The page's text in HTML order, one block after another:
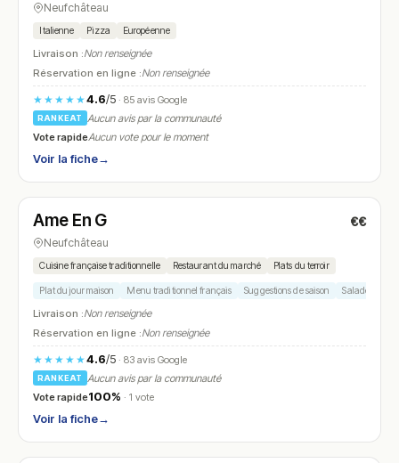
Neufchâteau
Italienne Pizza Européenne
Livraison :Non renseignée
Réservation en ligne :Non renseignée
★★★★★4.6/5· 85 avis Google
RANKEAT
Aucun avis par la communauté
Vote rapideAucun vote pour le moment
Voir la fiche→
N° 9
Ame En G €€
Neufchâteau
Cuisine française traditionnelle Restaurant du marché Plats du terroir
Plat du jour maison Menu traditionnel français Suggestions de saison Salade fraîche
Livraison :Non renseignée
Réservation en ligne :Non renseignée
★★★★★4.6/5· 83 avis Google
RANKEAT
Aucun avis par la communauté
Vote rapide100% · 1 vote
Voir la fiche→